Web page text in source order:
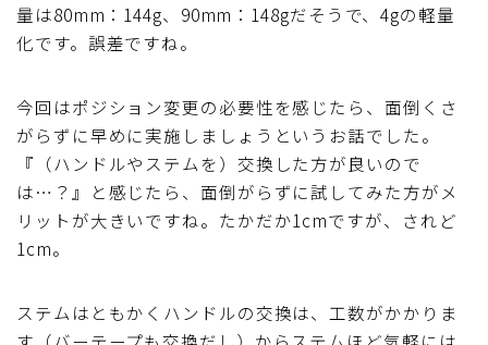
量は80mm：144g、90mm：148gだそうで、4gの軽量
化です。誤差ですね。
今回はポジション変更の必要性を感じたら、面倒くさ
がらずに早めに実施しましょうというお話でした。
『（ハンドルやステムを）交換した方が良いので
は…？』と感じたら、面倒がらずに試してみた方がメ
リットが大きいですね。たかだか1cmですが、されど
1cm。
ステムはともかくハンドルの交換は、工数がかかりま